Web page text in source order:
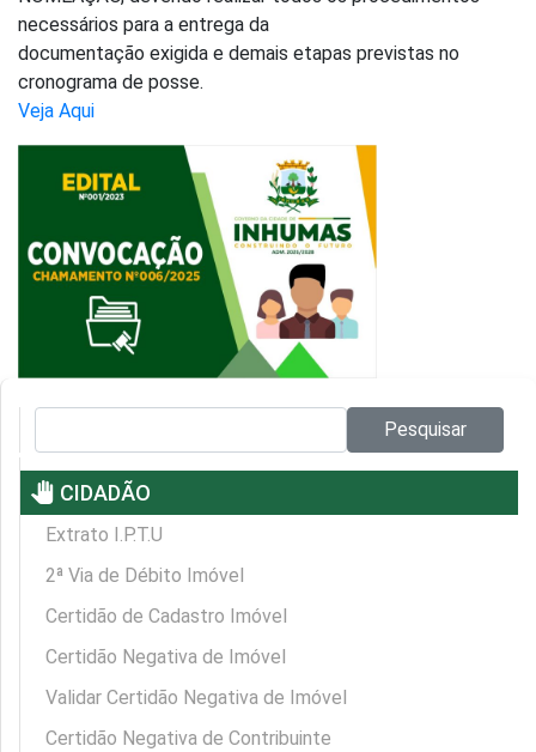
necessários para a entrega da
documentação exigida e demais etapas previstas no
cronograma de posse.
Veja Aqui
Pesquisar
pan_tool CIDADÃO
Extrato I.P.T.U
2ª Via de Débito Imóvel
Certidão de Cadastro Imóvel
Certidão Negativa de Imóvel
Validar Certidão Negativa de Imóvel
Certidão Negativa de Contribuinte